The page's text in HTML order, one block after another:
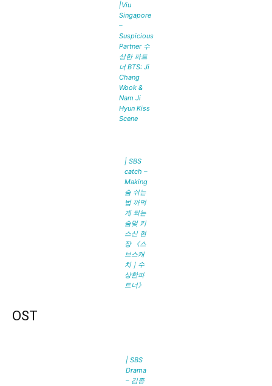
|Viu
Singapore
–
Suspicious
Partner 수
상한 파트
너 BTS: Ji
Chang
Wook &
Nam Ji
Hyun Kiss
Scene
| SBS
catch –
Making
숨 쉬는
법 까먹
게 되는
숨멎 키
스신 현
장 《스
브스캐
치｜수
상한파
트너》
OST
| SBS
Drama
– 김종